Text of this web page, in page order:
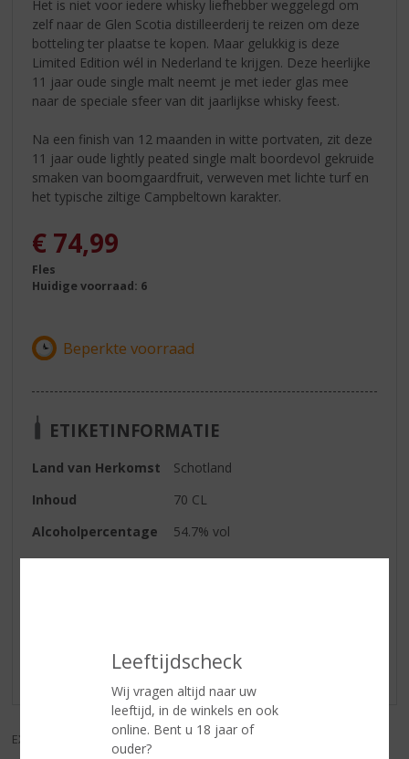
Leeftijdscheck
Wij vragen altijd naar uw
leeftijd, in de winkels en ook
online. Bent u 18 jaar of
ouder?
Het is niet voor iedere whisky liefhebber weggelegd om
zelf naar de Glen Scotia distilleerderij te reizen om deze
botteling ter plaatse te kopen. Maar gelukkig is deze
Limited Edition wél in Nederland te krijgen. Deze heerlijke
11 jaar oude single malt neemt je met ieder glas mee
naar de speciale sfeer van dit jaarlijkse whisky feest.
Na een finish van 12 maanden in witte portvaten, zit deze
11 jaar oude lightly peated single malt boordevol gekruide
smaken van boomgaardfruit, verweven met lichte turf en
het typische ziltige Campbeltown karakter.
€ 74,99
Fles
Huidige voorraad: 6
ETIKETINFORMATIE
Land van Herkomst
Schotland
Inhoud
70 CL
Alcoholpercentage
54.7% vol
Er zijn nog geen reviews geplaatst voor dit product
EXCL. BTW INCL. BTW